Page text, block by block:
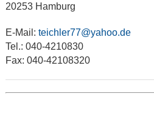
20253 Hamburg
E-Mail: teichler77@yahoo.de
Tel.: 040-4210830
Fax: 040-42108320